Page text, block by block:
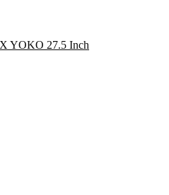
YOKO 27.5 Inch